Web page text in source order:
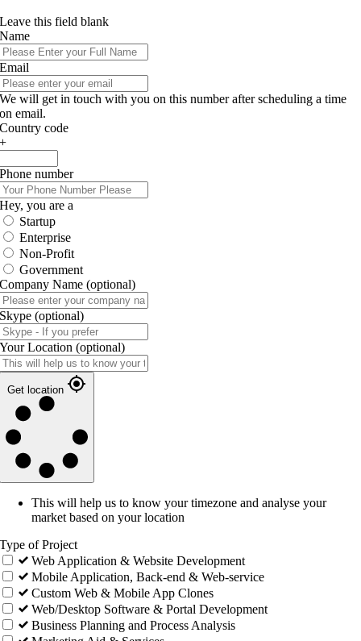
Leave this field blank
Name
Email
We will get in touch with you on this number after scheduling a time
on email.
Country code
+
Phone number
Hey, you are a
Startup
Enterprise
Non-Profit
Government
Company Name (optional)
Skype (optional)
Your Location (optional)
Get location
This will help us to know your timezone and analyse your
market based on your location
Type of Project
Web Application & Website Development
Mobile Application, Back-end & Web-service
Custom Web & Mobile App Clones
Web/Desktop Software & Portal Development
Business Planning and Process Analysis